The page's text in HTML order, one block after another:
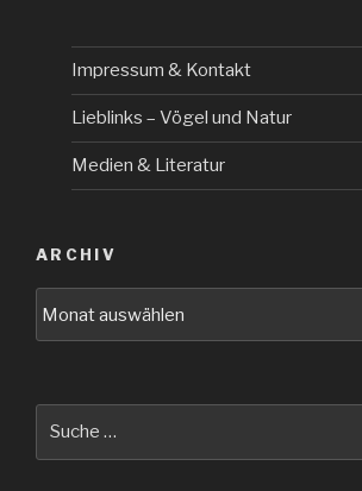
Impressum & Kontakt
Lieblinks – Vögel und Natur
Medien & Literatur
ARCHIV